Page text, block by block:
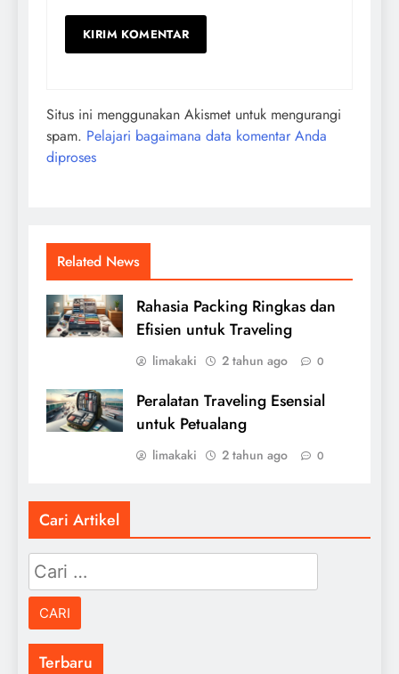
Situs ini menggunakan Akismet untuk mengurangi
spam. Pelajari bagaimana data komentar Anda
diproses
Related News
Rahasia Packing Ringkas dan
Efisien untuk Traveling
limakaki 2 tahun ago 0
Peralatan Traveling Esensial
untuk Petualang
limakaki 2 tahun ago 0
Cari Artikel
Cari
untuk:
Terbaru